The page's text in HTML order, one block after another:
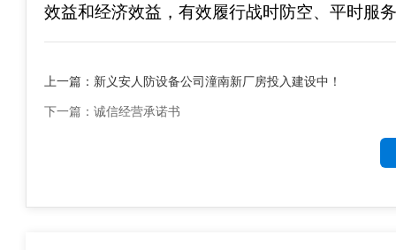
效益和经济效益，有效履行战时防空、平时服
上一篇： 新义安人防设备公司潼南新厂房投入建设中！
下一篇：诚信经营承诺书